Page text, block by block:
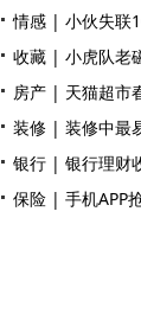
情感 | 小伙失联
收藏 | 小虎队老
房产 | 天猫超市
装修 | 装修中最
银行 | 银行理财
保险 | 手机APP